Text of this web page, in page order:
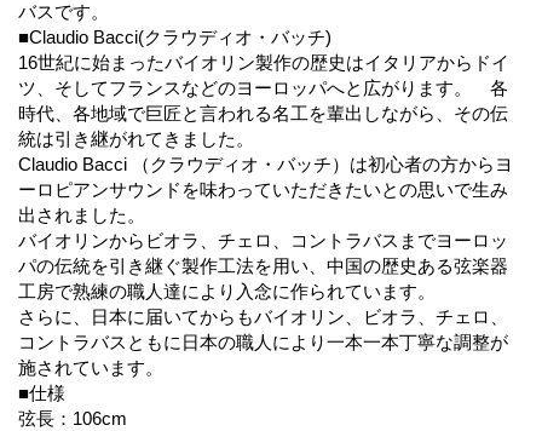
バスです。
■Claudio Bacci(クラウディオ・バッチ)
16世紀に始まったバイオリン製作の歴史はイタリアからドイ
ツ、そしてフランスなどのヨーロッパへと広がります。 各
時代、各地域で巨匠と言われる名工を輩出しながら、その伝
統は引き継がれてきました。
Claudio Bacci （クラウディオ・バッチ）は初心者の方からヨ
ーロピアンサウンドを味わっていただきたいとの思いで生み
出されました。
バイオリンからビオラ、チェロ、コントラバスまでヨーロッ
パの伝統を引き継ぐ製作工法を用い、中国の歴史ある弦楽器
工房で熟練の職人達により入念に作られています。
さらに、日本に届いてからもバイオリン、ビオラ、チェロ、
コントラバスともに日本の職人により一本一本丁寧な調整が
施されています。
■仕様
弦長：106cm